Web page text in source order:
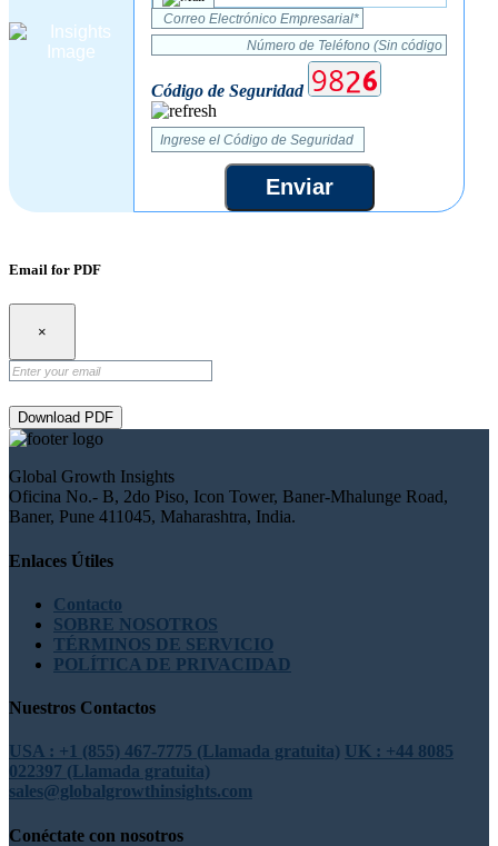
Código de Seguridad
Enviar
Email for PDF
×
Download PDF
Global Growth Insights
Oficina No.- B, 2do Piso, Icon Tower, Baner-Mhalunge Road,
Baner, Pune 411045, Maharashtra, India.
Enlaces Útiles
Contacto
SOBRE NOSOTROS
TÉRMINOS DE SERVICIO
POLÍTICA DE PRIVACIDAD
Nuestros Contactos
USA : +1 (855) 467-7775 (Llamada gratuita) UK : +44 8085
022397 (Llamada gratuita)
sales@globalgrowthinsights.com
Conéctate con nosotros